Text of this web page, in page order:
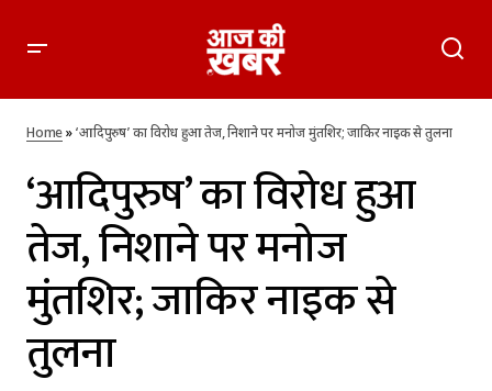
से तुलना
Home»‘आदिपुरुष’ का विरोध हुआ तेज, निशाने पर मनोज मुंतशिर; जाकिर नाइक से तुलना
‘आदिपुरुष’ का विरोध हुआ
तेज, निशाने पर मनोज
मुंतशिर; जाकिर नाइक से
तुलना